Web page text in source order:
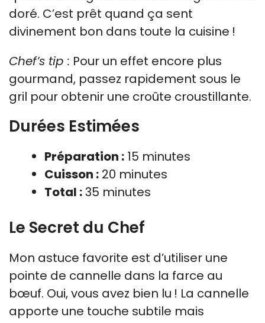
doré. C’est prêt quand ça sent
divinement bon dans toute la cuisine !
Chef’s tip : Pour un effet encore plus
gourmand, passez rapidement sous le
gril pour obtenir une croûte croustillante.
Durées Estimées
Préparation : 15 minutes
Cuisson : 20 minutes
Total :35 minutes
Le Secret du Chef
Mon astuce favorite est d’utiliser une
pointe de cannelle dans la farce au
bœuf. Oui, vous avez bien lu ! La cannelle
apporte une touche subtile mais